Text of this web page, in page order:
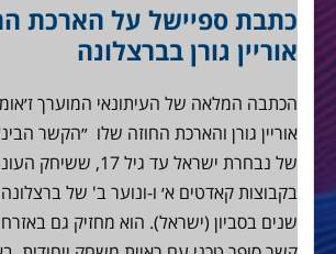
כתבת ספיישל על הארכת
אוריין גורן בברצלונה
הכתבה המלאה של העיתונאי המוערך
של נבחרת ישראל עד גיל 17,
שנים בסביון (ישראל). הוא מחזיק גם